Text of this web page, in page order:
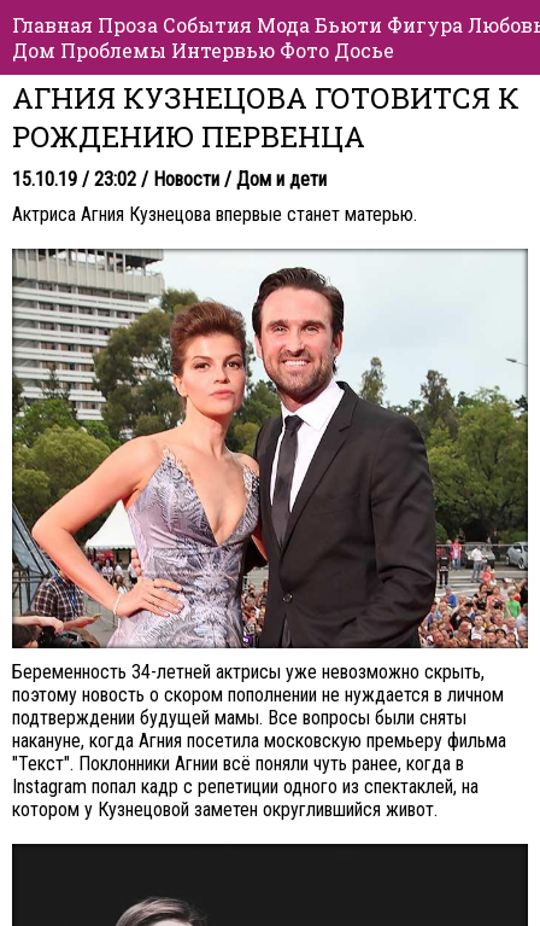
Главная Проза События Мода Бьюти Фигура
Дом Проблемы Интервью Фото Досье
АГНИЯ КУЗНЕЦОВА ГОТОВИТСЯ К
РОЖДЕНИЮ ПЕРВЕНЦА
15.10.19 / 23:02 / Новости / Дом и дети
Актриса Агния Кузнецова впервые станет матерью.
Беременность 34-летней актрисы уже невозможно скрыть,
поэтому новость о скором пополнении не нуждается в личном
подтверждении будущей мамы. Все вопросы были сняты
накануне, когда Агния посетила московскую премьеру фильма
"Текст". Поклонники Агнии всё поняли чуть ранее, когда в
Instagram попал кадр с репетиции одного из спектаклей, на
котором у Кузнецовой заметен округлившийся живот.